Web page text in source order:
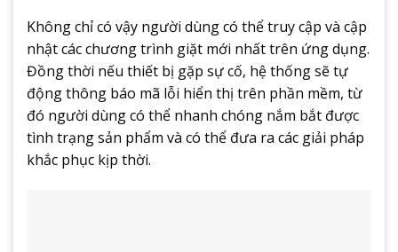
Không chỉ có vậy người dùng có thể truy cập và cập
nhật các chương trình giặt mới nhất trên ứng dụng.
Đồng thời nếu thiết bị gặp sự cố, hệ thống sẽ tự
động thông báo mã lỗi hiển thị trên phần mềm, từ
đó người dùng có thể nhanh chóng nắm bắt được
tình trạng sản phẩm và có thể đưa ra các giải pháp
khắc phục kịp thời.